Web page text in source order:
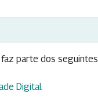
parte dos seguintes
Digital